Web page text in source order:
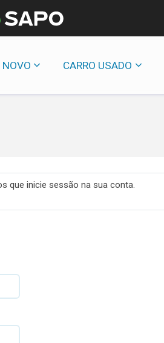
NOVO CARRO USADO
que inicie sessão na sua conta.